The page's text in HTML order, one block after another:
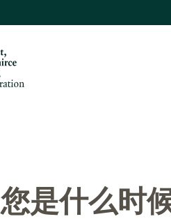
您是什么时